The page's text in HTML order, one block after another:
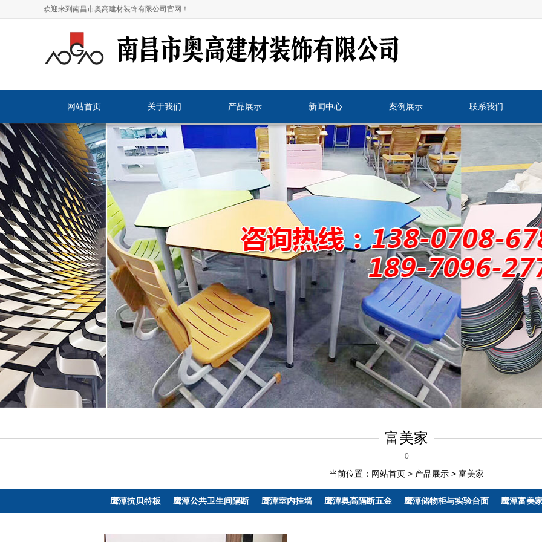
欢迎来到南昌市奥高建材装饰有限公司官网！
网站首页 关于我们 产品展示 新闻中心 案例展示 联系我们
富美家
0
当前位置： 网站首页 > 产品展示 > 富美家
鹰潭抗贝特板 鹰潭公共卫生间隔断 鹰潭室内挂墙 鹰潭奥高隔断五金 鹰潭储物柜与实验台面 鹰潭富美